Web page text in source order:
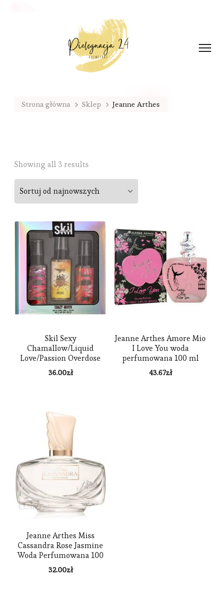
Strona główna Sklep Jeanne Arthes
Showing all 3 results
by
latest
Skil Sexy
Chamallow/Liquid
Love/Passion Overdose
Mgiełki Do Ciała
36.00zł
Jeanne Arthes Amore Mio
I Love You woda
perfumowana 100 ml
43.67zł
Jeanne Arthes Miss
Cassandra Rose Jasmine
Woda Perfumowana 100
ml
32.00zł